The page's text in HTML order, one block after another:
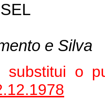
e Silva
substitui o